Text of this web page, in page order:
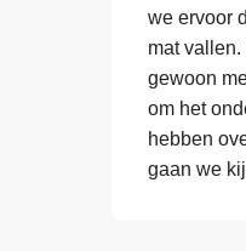
we ervoor
mat
gewoon
om het
hebben
gaan we